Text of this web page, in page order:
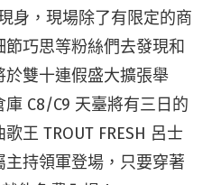
身，現場除了有限定的商
巧思等粉絲們去發現和
雙十連假盛大擴張舉
C8/C9 天臺將有三日的
王 TROUT FRESH 呂士
持領軍登場，只要穿著